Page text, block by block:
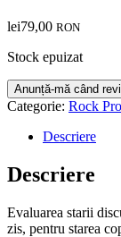
lei79,00 RON
Stock epuizat
Categorie: Rock
Descriere
Descriere
Evaluarea starii
zis, pentru starea